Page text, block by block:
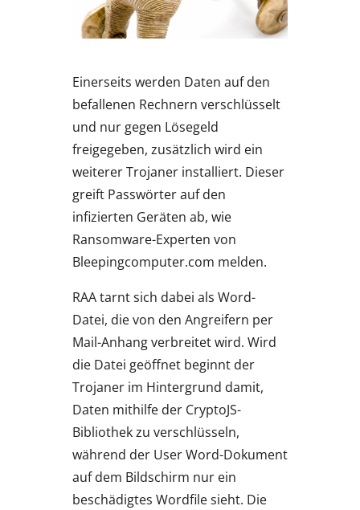
Einerseits werden Daten auf den
befallenen Rechnern verschlüsselt
und nur gegen Lösegeld
freigegeben, zusätzlich wird ein
weiterer Trojaner installiert. Dieser
greift Passwörter auf den
infizierten Geräten ab, wie
Ransomware-Experten von
Bleepingcomputer.com melden.
RAA tarnt sich dabei als Word-
Datei, die von den Angreifern per
Mail-Anhang verbreitet wird. Wird
die Datei geöffnet beginnt der
Trojaner im Hintergrund damit,
Daten mithilfe der CryptoJS-
Bibliothek zu verschlüsseln,
während der User Word-Dokument
auf dem Bildschirm nur ein
beschädigtes Wordfile sieht. Die